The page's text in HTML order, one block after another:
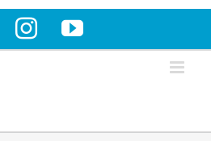
Facebook
InstagramYouTube